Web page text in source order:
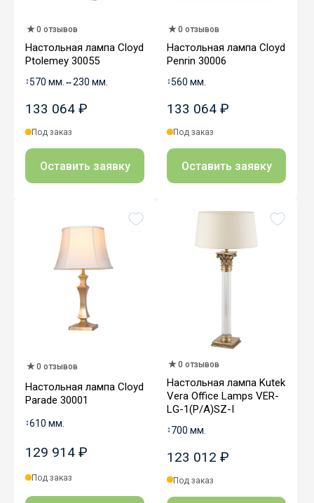
0 отзывов
Настольная лампа Cloyd
Ptolemey 30055
↕570 мм. ↔230 мм.
133 064 ₽
Под заказ
Оставить заявку
0 отзывов
Настольная лампа Cloyd
Penrin 30006
↕560 мм.
133 064 ₽
Под заказ
Оставить заявку
0 отзывов
Настольная лампа Cloyd
Parade 30001
↕610 мм.
129 914 ₽
Под заказ
0 отзывов
Настольная лампа Kutek
Vera Office Lamps VER-
LG-1(P/A)SZ-I
↕700 мм.
123 012 ₽
Под заказ